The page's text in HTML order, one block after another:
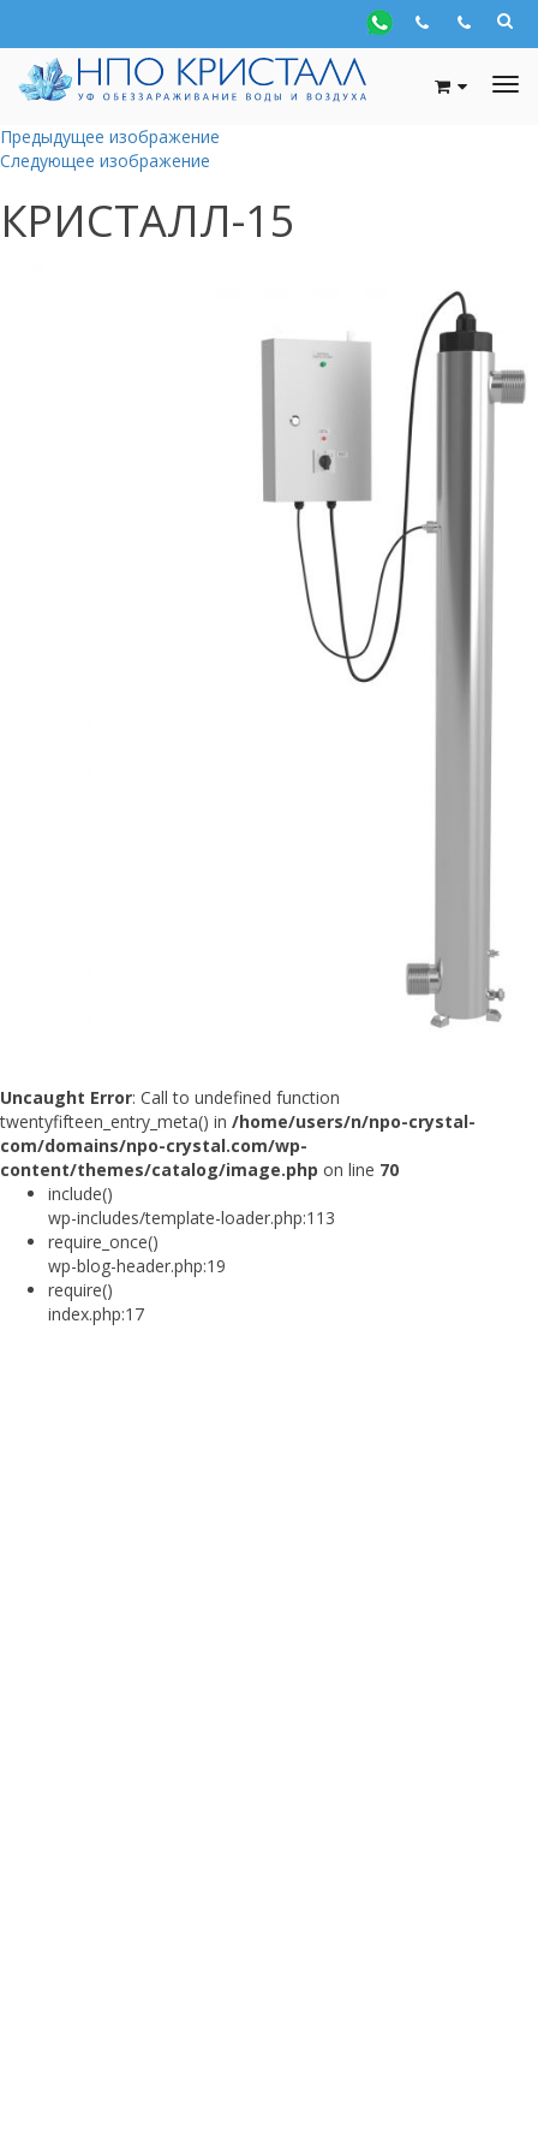
Предыдущее изображение
Следующее изображение
КРИСТАЛЛ-15
Uncaught Error: Call to undefined function
twentyfifteen_entry_meta() in /home/users/n/npo-crystal-
com/domains/npo-crystal.com/wp-
content/themes/catalog/image.php on line 70
include()
wp-includes/template-loader.php:113
require_once()
wp-blog-header.php:19
require()
index.php:17